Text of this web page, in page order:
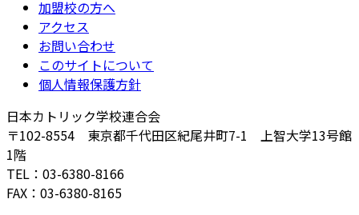
加盟校の方へ
アクセス
お問い合わせ
このサイトについて
個人情報保護方針
日本カトリック学校連合会
〒102-8554 東京都千代田区紀尾井町7-1 上智大学13号館
1階
TEL：03-6380-8166
FAX：03-6380-8165